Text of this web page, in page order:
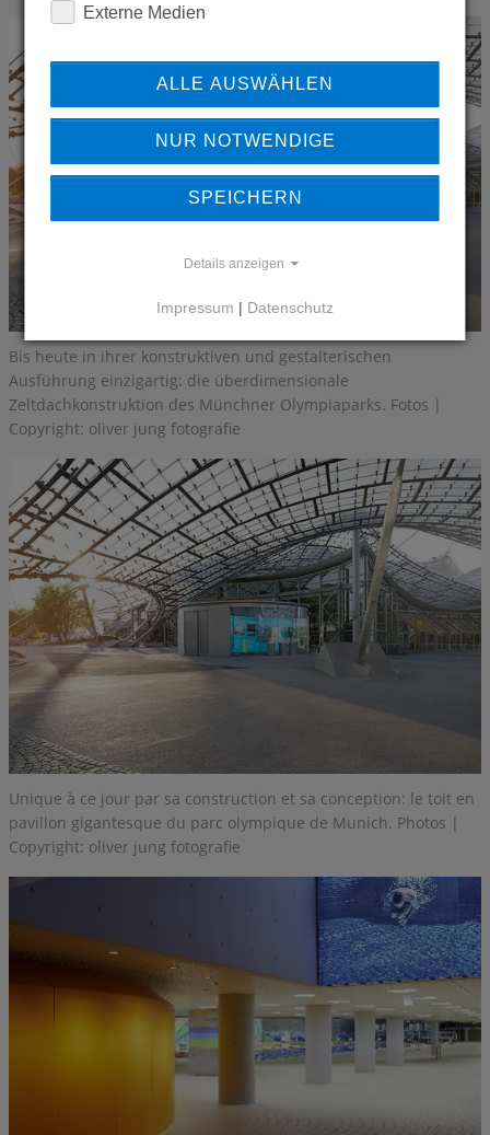
Bis heute in ihrer konstruktiven und gestalterischen
Ausführung einzigartig: die überdimensionale
Zeltdachkonstruktion des Münchner Olympiaparks. Fotos |
Copyright: oliver jung fotografie
Unique à ce jour par sa construction et sa conception: le toit en
pavillon gigantesque du parc olympique de Munich. Photos |
Copyright: oliver jung fotografie
Externe Medien
ALLE AUSWÄHLEN
NUR NOTWENDIGE
SPEICHERN
Details anzeigen
Impressum | Datenschutz